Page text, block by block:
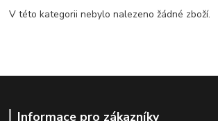
V této kategorii nebylo nalezeno žádné zboží.
Informace pro zákazníky